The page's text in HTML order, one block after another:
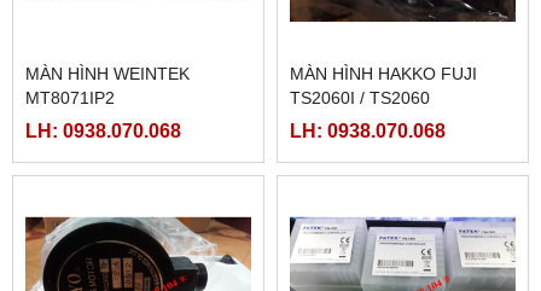
MÀN HÌNH WEINTEK
MT8071IP2
LH: 0938.070.068
MÀN HÌNH HAKKO FUJI
TS2060I / TS2060
LH: 0938.070.068